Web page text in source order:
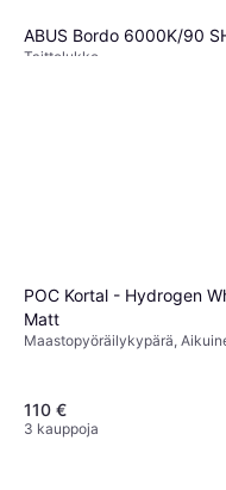
ABUS Bordo 6000K/90
Taittolukko
POC Kortal - Hydrogen
Matt
Maastopyöräilykypärä,
110 €
3 kauppoja